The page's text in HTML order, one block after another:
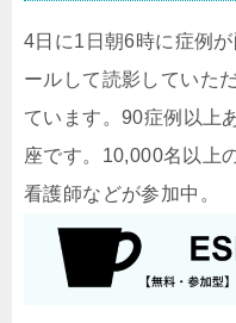
4日に1日朝6時に症例
ールして読影していた
ています。90症例以上
座です。10,000名以上
看護師などが参加中。